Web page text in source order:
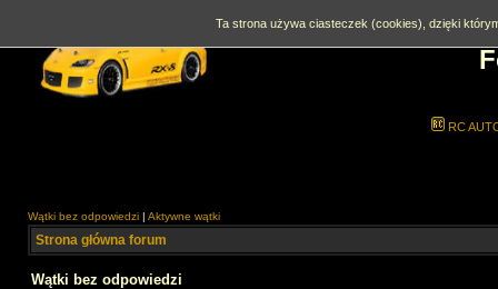
RC
Wątki bez odpowiedzi | Aktywne wątki
Strona główna forum
Wątki bez odpowiedzi
Ta strona używa ciasteczek (cookies), dzięki